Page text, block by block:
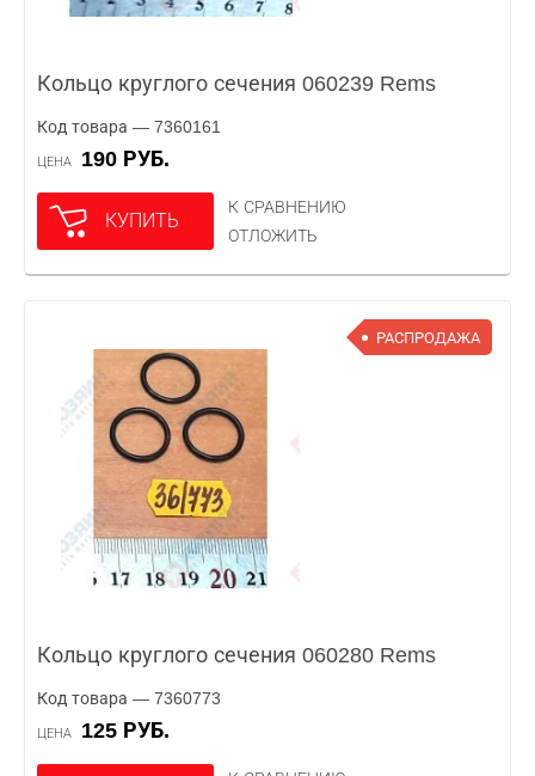
Кольцо круглого сечения 060239 Rems
Код товара — 7360161
ЦЕНА 190 РУБ.
КУПИТЬ
К СРАВНЕНИЮ
ОТЛОЖИТЬ
РАСПРОДАЖА
Кольцо круглого сечения 060280 Rems
Код товара — 7360773
ЦЕНА 125 РУБ.